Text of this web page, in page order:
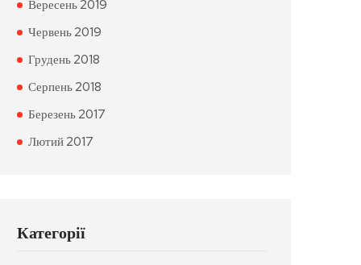
Вересень 2019
Червень 2019
Грудень 2018
Серпень 2018
Березень 2017
Лютий 2017
Категорії